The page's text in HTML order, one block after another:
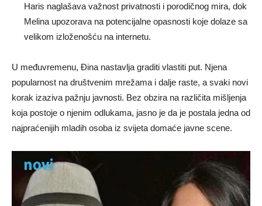
Haris naglašava važnost privatnosti i porodičnog mira, dok
Melina upozorava na potencijalne opasnosti koje dolaze sa
velikom izloženošću na internetu.
U međuvremenu, Đina nastavlja graditi vlastiti put. Njena
popularnost na društvenim mrežama i dalje raste, a svaki novi
korak izaziva pažnju javnosti. Bez obzira na različita mišljenja
koja postoje o njenim odlukama, jasno je da je postala jedna od
najpraćenijih mladih osoba iz svijeta domaće javne scene.